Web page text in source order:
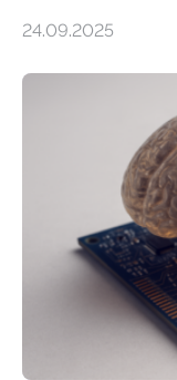
Förderung in Höhe
der Universität
der MindPort
Lösung zur
Avatare. Gen-
kosteneffiziente
erstellen.
Animation, bei
und Mimik im
24.09.2025